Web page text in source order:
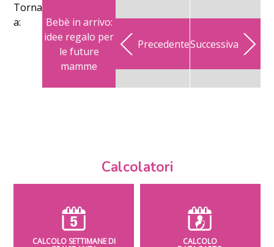
Torna
a:
Bebè in arrivo:
idee regalo per
le future
mamme
PrecedenteSuccessiva
Calcolatori
CALCOLO SETTIMANE DI CALCOLO